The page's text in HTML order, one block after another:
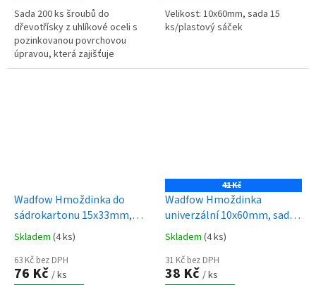
Sada 200 ks šroubů do
dřevotřísky z uhlíkové oceli s
pozinkovanou povrchovou
úpravou, která zajišťuje
zvýšenou odolnost proti korozi.
Velikost: 10x60mm, sada 15
ks/plastový sáček
Wadfow Hmoždinka do
sádrokartonu 15x33mm,
sada 40 ks
Skladem (4 ks)
63 Kč bez DPH
76 Kč / ks
41 Kč
Wadfow Hmoždinka
univerzální 10x60mm, sada
15 ks
Skladem (4 ks)
31 Kč bez DPH
38 Kč / ks